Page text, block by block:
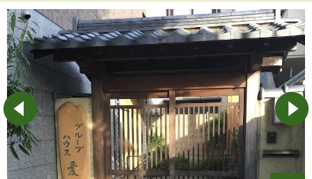
施設選びのポイント
ご入居までの
会社概要
お役立ち情報一覧